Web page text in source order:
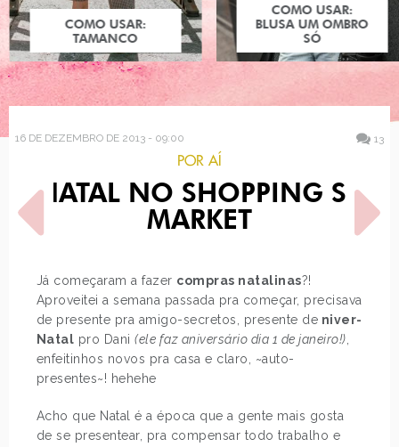
COMO USAR:
TAMANCO
COMO USAR:
BLUSA UM OMBRO
SÓ
16 DE DEZEMBRO DE 2013 - 09:00 13
POR AÍ
NATAL NO SHOPPING SP
MARKET
Já começaram a fazer compras natalinas?!
Aproveitei a semana passada pra começar, precisava
de presente pra amigo-secretos, presente de niver-
Natal pro Dani(ele faz aniversário dia 1 de janeiro!)
enfeitinhos novos pra casa e claro, ~auto-
presentes~! hehehe
Acho que Natal é a época que a gente mais gosta
de se presentear, pra compensar todo trabalho e
POST ANTERIOR
PRINCESAS DISNEY E STAR
WARS 2
PRÓXIMO POST
JUST LIA EM HQ! #5